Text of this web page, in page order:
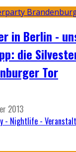
in Berlin -
die
Tor
2013
- Nightlife -